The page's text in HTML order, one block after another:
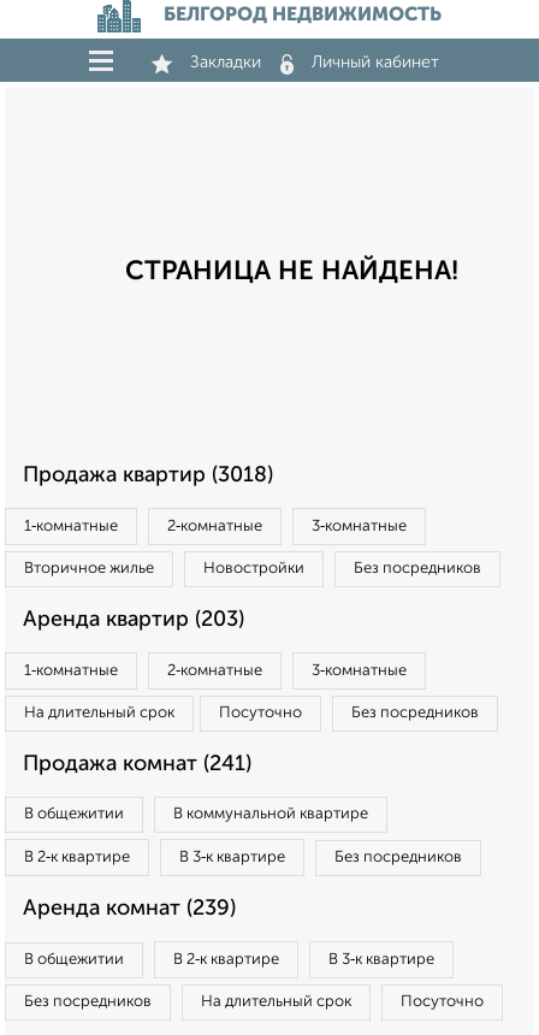
БЕЛГОРОД НЕДВИЖИМОСТЬ
Закладки Личный кабинет
СТРАНИЦА НЕ НАЙДЕНА!
Продажа квартир (3018)
1‑комнатные 2‑комнатные 3‑комнатные
Вторичное жилье Новостройки Без посредников
Аренда квартир (203)
1‑комнатные 2‑комнатные 3‑комнатные
На длительный срок Посуточно Без посредников
Продажа комнат (241)
В общежитии В коммунальной квартире
В 2‑к квартире В 3‑к квартире Без посредников
Аренда комнат (239)
В общежитии В 2‑к квартире В 3‑к квартире
Без посредников На длительный срок Посуточно